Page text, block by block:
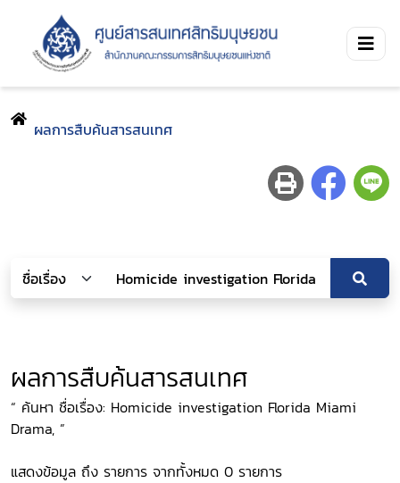
ผลการสืบค้นสารสนเทศ
ผลการสืบค้นสารสนเทศ
“ ค้นหา ชื่อเรื่อง: Homicide investigation Florida Miami
Drama, ”
แสดงข้อมูล ถึง รายการ จากทั้งหมด 0 รายการ